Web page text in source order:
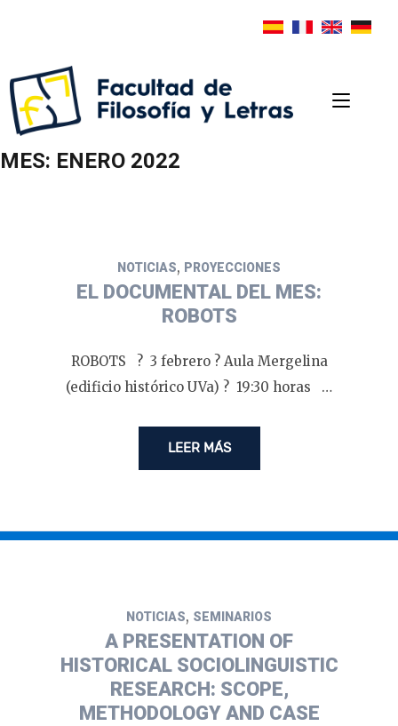
MES: ENERO 2022
NOTICIAS, PROYECCIONES
EL DOCUMENTAL DEL MES:
ROBOTS
ROBOTS ? 3 febrero ? Aula Mergelina
(edificio histórico UVa) ? 19:30 horas …
LEER MÁS
NOTICIAS, SEMINARIOS
A PRESENTATION OF
HISTORICAL SOCIOLINGUISTIC
RESEARCH: SCOPE,
METHODOLOGY AND CASE